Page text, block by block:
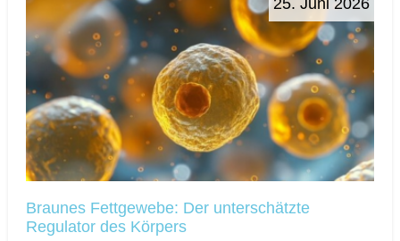
25. Juni 2026
Braunes Fettgewebe: Der unterschätzte
Regulator des Körpers